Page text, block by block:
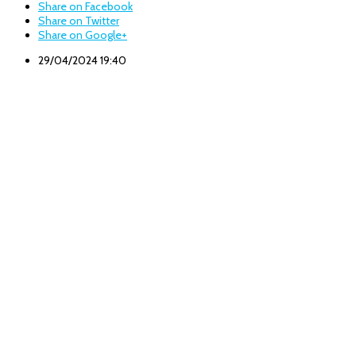
Share on Facebook
Share on Twitter
Share on Google+
29/04/2024 19:40